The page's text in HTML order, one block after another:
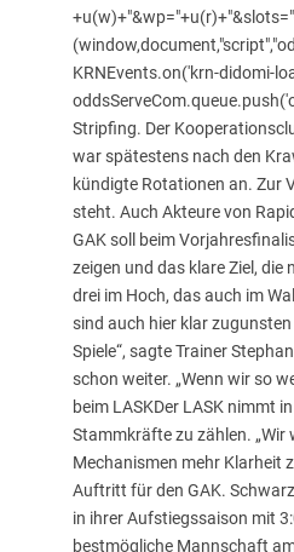
KRNEvents.on('krn-didomi-
Stripfing. Der
war spätestens nach den
kündigte Rotationen an. Zur
steht. Auch Akteure von
GAK soll beim
zeigen und das klare Ziel,
drei im Hoch, das auch im
sind auch hier klar
Spiele“, sagte Trainer
schon weiter. „Wenn wir so
beim LASKDer LASK nimmt
Stammkräfte zu zählen.
Mechanismen mehr Klarheit
Auftritt für den GAK.
in ihrer Aufstiegssaison mit
bestmögliche Mannschaft